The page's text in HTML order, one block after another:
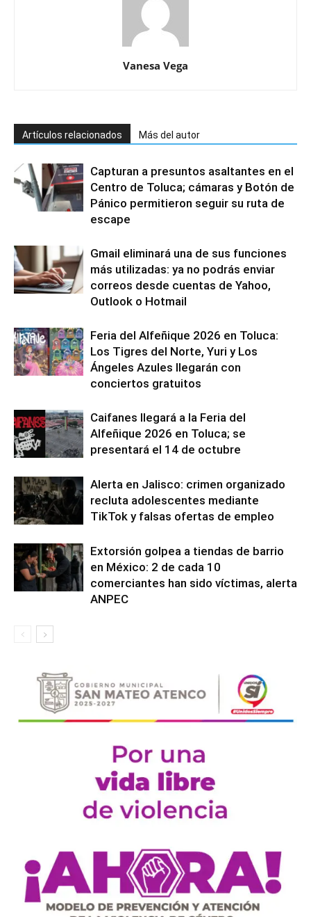
Vanesa Vega
Artículos relacionados Más del autor
Capturan a presuntos asaltantes en el
Centro de Toluca; cámaras y Botón de
Pánico permitieron seguir su ruta de
escape
Gmail eliminará una de sus funciones
más utilizadas: ya no podrás enviar
correos desde cuentas de Yahoo,
Outlook o Hotmail
Feria del Alfeñique 2026 en Toluca:
Los Tigres del Norte, Yuri y Los
Ángeles Azules llegarán con
conciertos gratuitos
Caifanes llegará a la Feria del
Alfeñique 2026 en Toluca; se
presentará el 14 de octubre
Alerta en Jalisco: crimen organizado
recluta adolescentes mediante
TikTok y falsas ofertas de empleo
Extorsión golpea a tiendas de barrio
en México: 2 de cada 10
comerciantes han sido víctimas, alerta
ANPEC